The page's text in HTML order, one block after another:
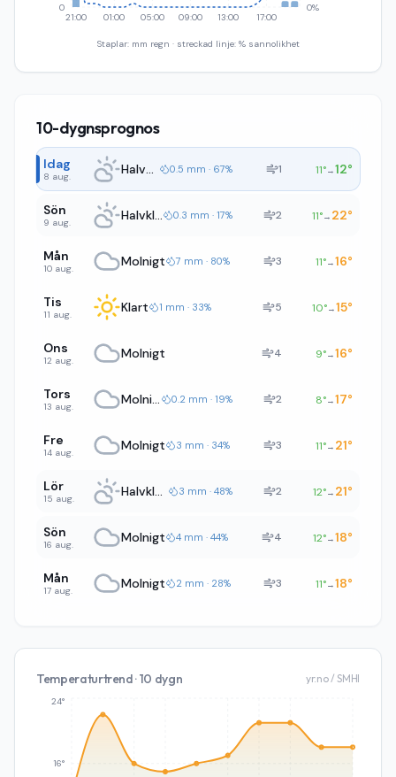
21:00 01:00 05:00 09:00 13:00 17:00
0 0%
Staplar: mm regn · streckad linje: % sannolikhet
10-dygnsprognos
Idag
8 aug. Halvklart 0.5 mm · 67% 1 11°→12°
Sön
9 aug. Halvklart 0.3 mm · 17% 2 11°→ 22°
Mån
10 aug. Molnigt 7 mm · 80% 3 11°→16°
Tis
11 aug. Klart 1 mm · 33% 5 10°→15°
Ons
12 aug. Molnigt 4 9°→16°
Tors
13 aug. Molnigt 0.2 mm · 19% 2 8°→17°
Fre
14 aug. Molnigt 3 mm · 34% 3 11°→ 21°
Lör
15 aug. Halvklart 3 mm · 48% 2 12°→ 21°
Sön
16 aug. Molnigt 4 mm · 44% 4 12°→18°
Mån
17 aug. Molnigt 2 mm · 28% 3 11°→18°
Temperaturtrend · 10 dygn yr.no / SMHI
16°
24°